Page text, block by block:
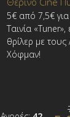
5€ από 7,5€
Ταινία
θρίλερ με τους
Χόφμαν!